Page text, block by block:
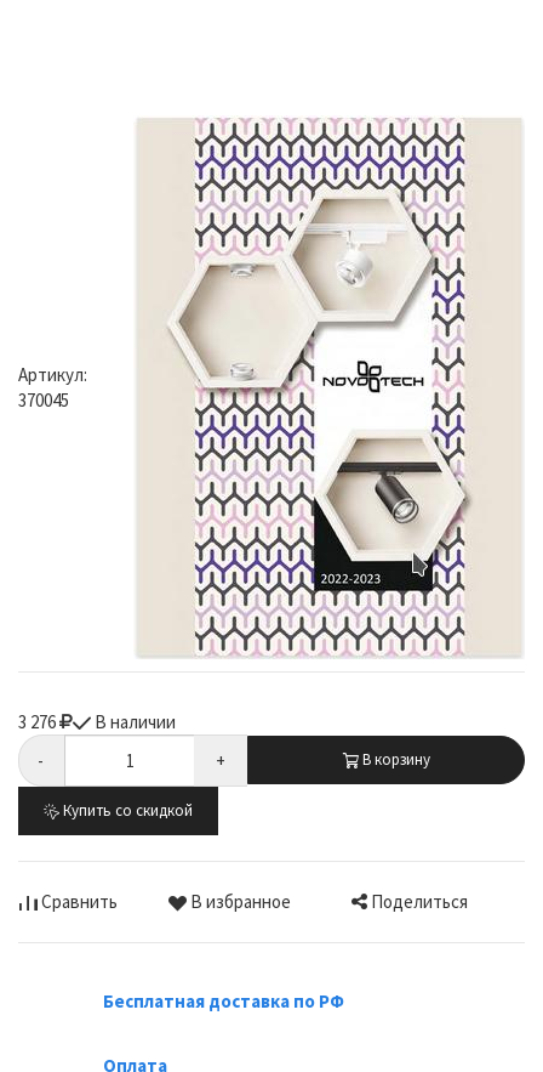
Артикул:
370045
3 276
В наличии
-
+ В корзину
Купить со скидкой
Сравнить В избранное Поделиться
Бесплатная доставка по РФ
Оплата